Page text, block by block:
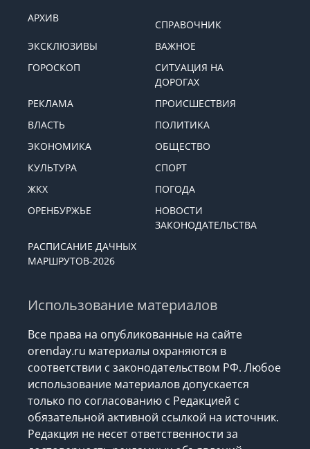
АРХИВ
СПРАВОЧНИК
ЭКСКЛЮЗИВЫ
ВАЖНОЕ
ГОРОСКОП
СИТУАЦИЯ НА
ДОРОГАХ
РЕКЛАМА
ПРОИСШЕСТВИЯ
ВЛАСТЬ
ПОЛИТИКА
ЭКОНОМИКА
ОБЩЕСТВО
КУЛЬТУРА
СПОРТ
ЖКХ
ПОГОДА
ОРЕНБУРЖЬЕ
НОВОСТИ
ЗАКОНОДАТЕЛЬСТВА
РАСПИСАНИЕ ДАЧНЫХ
МАРШРУТОВ-2026
Использование материалов
Все права на опубликованные на сайте
orenday.ru материалы охраняются в
соответствии с законодательством РФ. Любое
использование материалов допускается
только по согласованию с Редакцией с
обязательной активной ссылкой на источник.
Редакция не несет ответственности за